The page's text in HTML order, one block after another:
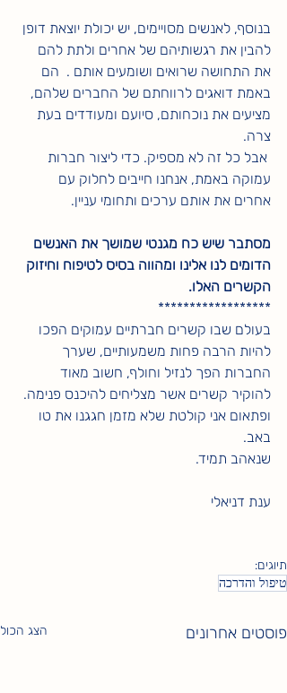
בנוסף, לאנשים מסויימים, יש יכולת יוצאת דופן
להבין את רגשותיהם של אחרים ולתת להם
את התחושה שרואים ושומעים אותם .  הם
באמת דואגים לרווחתם של החברים שלהם,
מציעים את נוכחותם, סיועם ומעודדים בעת
צרה.
אבל כל זה לא מספיק. כדי ליצור חברות
עמוקה באמת, אנחנו חייבים לחלוק עם
אחרים את אותם ערכים ותחומי עניין.
מסתבר שיש כח מגנטי שמושך את האנשים
הדומים לנו אלינו ומהווה בסיס לטיפוח וחיזוק
הקשרים האלו.
******************
בעולם שבו קשרים חברתיים עמוקים הפכו
להיות הרבה פחות משמעותיים, שערך
החברות הפך לנזיל וחולף, חשוב מאוד
להוקיר קשרים אשר מצליחים להיכנס פנימה.
ופתאום אני קולטת שלא מזמן חגגנו את טו
באב.
שנאהב תמיד.
ענת דניאלי
תיוגים:
טיפול והדרכה
פוסטים אחרונים הצג הכול